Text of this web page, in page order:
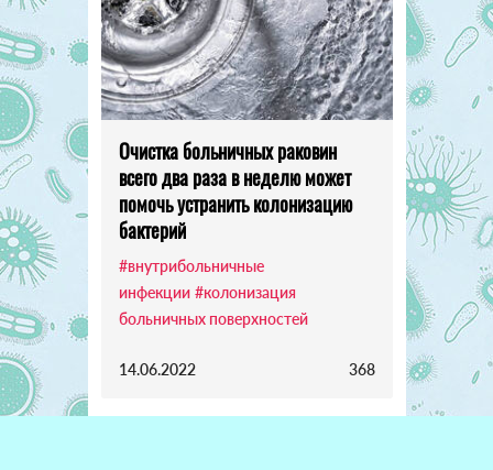
Очистка больничных раковин
всего два раза в неделю может
помочь устранить колонизацию
бактерий
#внутрибольничные
инфекции #колонизация
больничных поверхностей
14.06.2022 368